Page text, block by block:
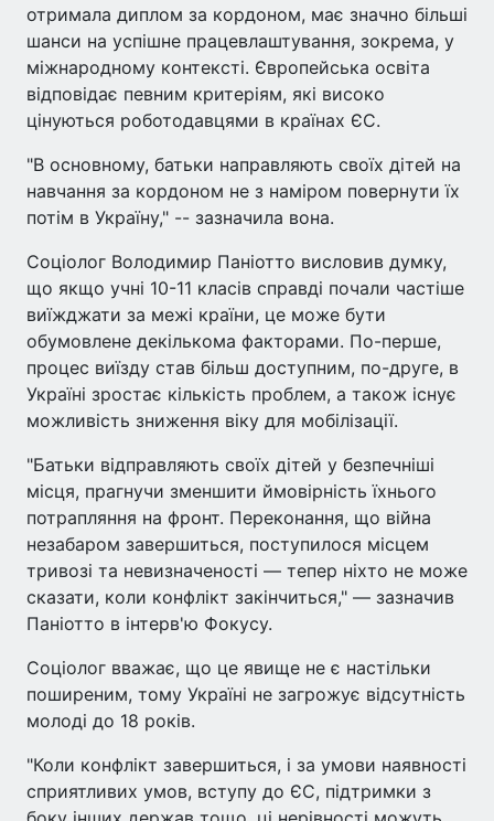
отримала диплом за кордоном, має значно більші
шанси на успішне працевлаштування, зокрема, у
міжнародному контексті. Європейська освіта
відповідає певним критеріям, які високо
цінуються роботодавцями в країнах ЄС.
"В основному, батьки направляють своїх дітей на
навчання за кордоном не з наміром повернути їх
потім в Україну," -- зазначила вона.
Соціолог Володимир Паніотто висловив думку,
що якщо учні 10-11 класів справді почали частіше
виїжджати за межі країни, це може бути
обумовлене декількома факторами. По-перше,
процес виїзду став більш доступним, по-друге, в
Україні зростає кількість проблем, а також існує
можливість зниження віку для мобілізації.
"Батьки відправляють своїх дітей у безпечніші
місця, прагнучи зменшити ймовірність їхнього
потрапляння на фронт. Переконання, що війна
незабаром завершиться, поступилося місцем
тривозі та невизначеності — тепер ніхто не може
сказати, коли конфлікт закінчиться," — зазначив
Паніотто в інтерв'ю Фокусу.
Соціолог вважає, що це явище не є настільки
поширеним, тому Україні не загрожує відсутність
молоді до 18 років.
"Коли конфлікт завершиться, і за умови наявності
сприятливих умов, вступу до ЄС, підтримки з